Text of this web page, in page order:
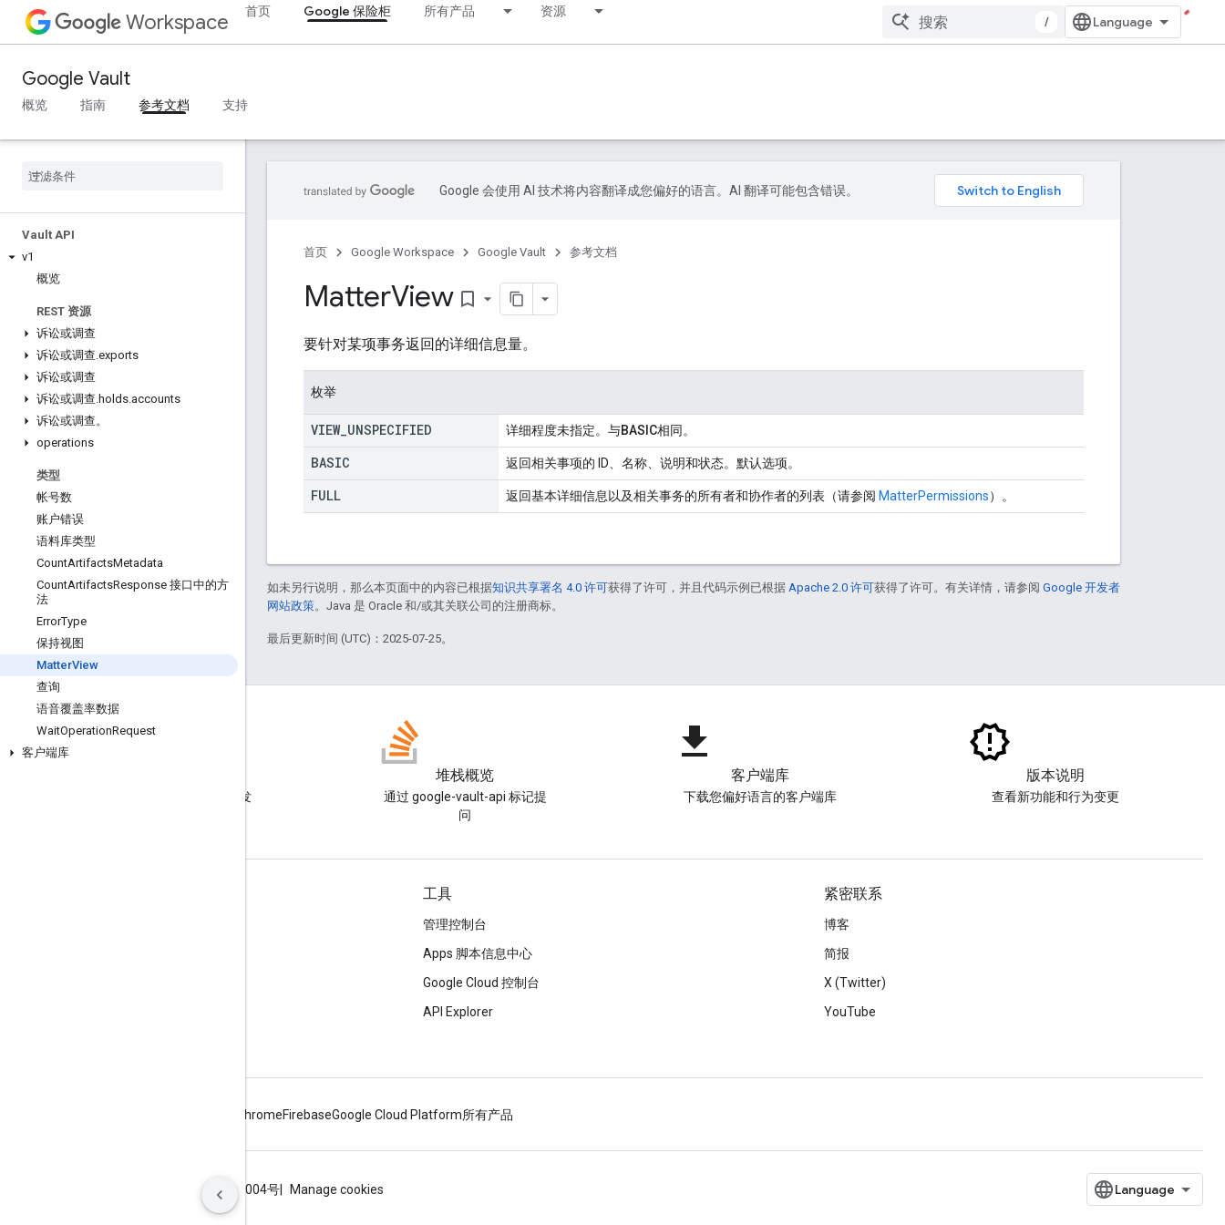
Workspace 首页 Google 保险柜 所有产品 资源
/
Google Vault
概览 指南 参考文档 支持
Vault API
v1
概览
REST 资源
诉讼或调查
诉讼或调查.exports
诉讼或调查
诉讼或调查.holds.accounts
诉讼或调查。
operations
类型
帐号数
账户错误
语料库类型
CountArtifactsMetadata
CountArtifactsResponse 接口中的方
法
ErrorType
保持视图
MatterView
查询
语音覆盖率数据
WaitOperationRequest
客户端库
Google 会使用 AI 技术将内容翻译成您偏好的语言。AI 翻译可能包含错误。
首页 Google Workspace Google Vault 参考文档
MatterView bookmark_border
要针对某项事务返回的详细信息量。
枚举
VIEW_ UNSPECIFIED 详细程度未指定。与BASIC相同。
BASIC 返回相关事项的 ID、名称、说明和状态。默认选项。
FULL 返回基本详细信息以及相关事务的所有者和协作者的列表（请参阅 MatterPermissions）。
如未另行说明，那么本页面中的内容已根据知识共享署名 4.0 许可获得了许可，并且代码示例已根据 Apache 2.0 许可获得了许可。有关详情，请参阅 Google 开发者
网站政策。Java 是 Oracle 和/或其关联公司的注册商标。
最后更新时间 (UTC)：2025-07-25。
阅读 Google Workspace 开发
堆栈概览
通过 google-vault-api 标记提
问
file_download
客户端库
下载您偏好语言的客户端库
版本说明
查看新功能和行为变更
工具
管理控制台
Apps 脚本信息中心
Google Cloud 控制台
API Explorer
紧密联系
博客
简报
X (Twitter)
YouTube
ChromeFirebaseGoogle Cloud Platform所有产品
ICP证合字B2-20070004号 Manage cookies